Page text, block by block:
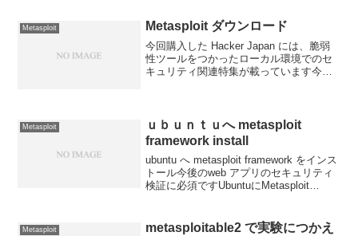
ールを...
Metasploit Metasploit ダウンロード
今回購入した Hacker Japan には、脆弱
性ツールをつかったローカル環境でのセ
キュリティ関連特集が載っています今
Metasploit
ｕｂｕｎｔｕへ metasploit
framework install
ubuntu へ metasploit framework をインス
トール今後のweb アプリのセキュリティ
検証に必須ですUbuntuにMetasploit
考...
Metasploit
metasploitable2 で実験につかえ